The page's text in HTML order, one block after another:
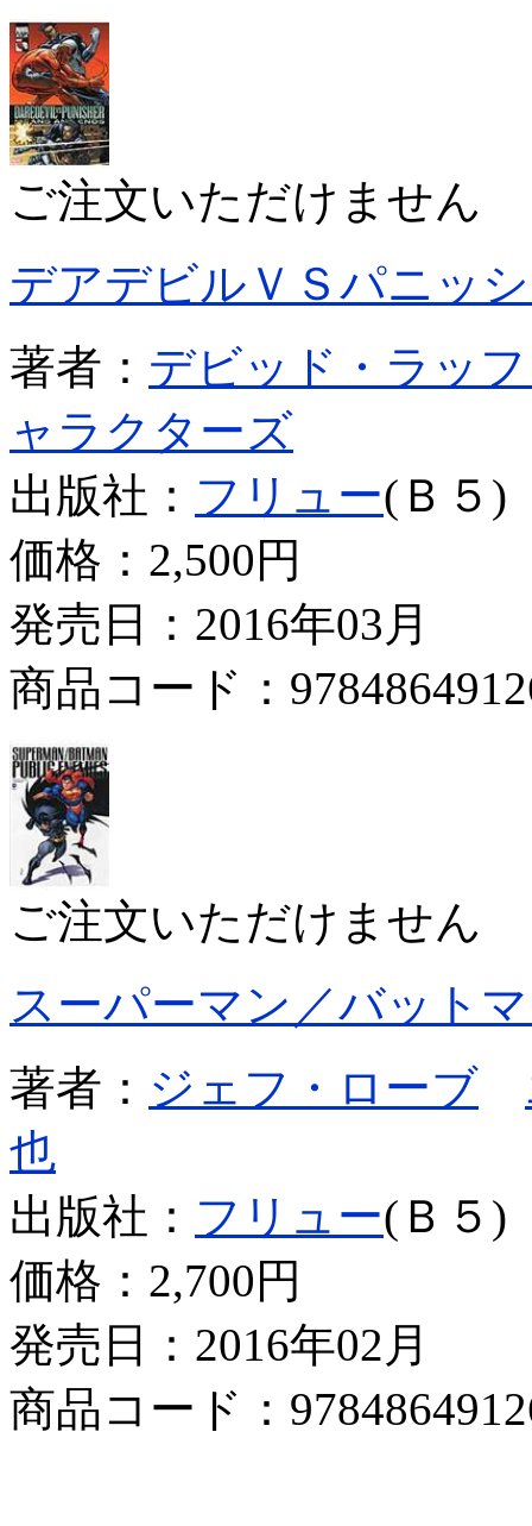
ご注文いただけません
デアデビルＶＳパニッ
著者： デビッド・ラッ
ャラクターズ
出版社： フリュー(Ｂ５)
価格： 2,500円
発売日：2016年03月
商品コード：
ご注文いただけません
スーパーマン／バット
著者： ジェフ・ローブ
也
出版社： フリュー(Ｂ５)
価格： 2,700円
発売日：2016年02月
商品コード：